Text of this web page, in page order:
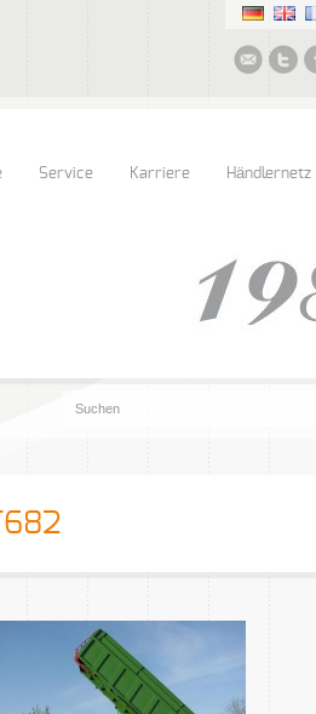
Service Karriere Händlernetz